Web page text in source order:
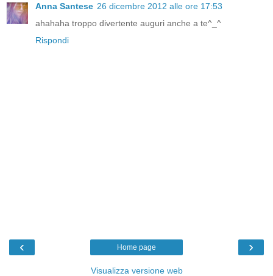
Anna Santese 26 dicembre 2012 alle ore 17:53
ahahaha troppo divertente auguri anche a te^_^
Rispondi
‹ ›
Home page
Visualizza versione web